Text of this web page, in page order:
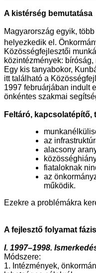
A kistérség bemutatása
Magyarország egyik,
helyezkedik el.
Közösségfejlesztői
közintézmények:
Egy kis tanyabokor,
itt található a
1997 februárjában indult
önkéntes szakmai
Feltáró,
az
alacsony
fiataloknak
az
működik.
Ezekre a problémákra
A fejlesztő folyamat
I. 1997–1998.
Módszere:
1. Intézmények,